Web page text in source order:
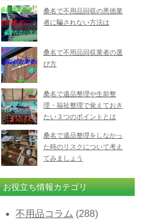
桑名で不用品回収の悪徳業
者に騙されない方法は
桑名で不用品回収業者の選
び方
桑名で遺品整理や生前整
理・福祉整理で覚えておき
たい３つのポイントとは
桑名で遺品整理をしなかっ
た時のリスクについて考え
てみましょう
お役立ち情報カテゴリ
不用品コラム (288)